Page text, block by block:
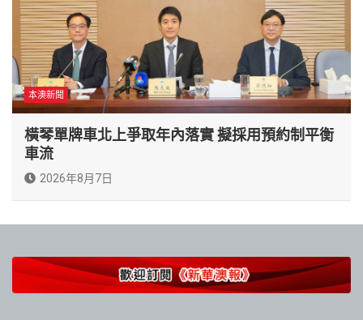
本澳新聞
橫琴單牌車北上爭取年內落實 擬採用預約制平衡
車流
2026年8月7日